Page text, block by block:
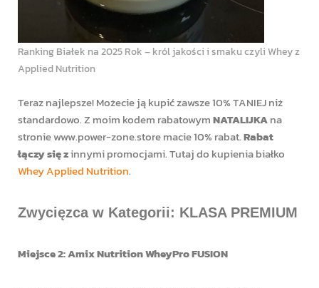
Ranking Białek na 2025 Rok – król jakości i smaku czyli Whey z
Applied Nutrition
Teraz najlepsze! Możecie ją kupić zawsze 10% TANIEJ niż
standardowo. Z moim kodem rabatowymNATALIJKAna
stronie www.power-zone.store macie 10% rabat.Rabat
łączy się zinnymi promocjami. Tutaj do kupienia białko
Whey Applied Nutrition.
Zwycięzca w Kategorii: KLASA PREMIUM
Miejsce 2: Amix Nutrition WheyPro FUSION